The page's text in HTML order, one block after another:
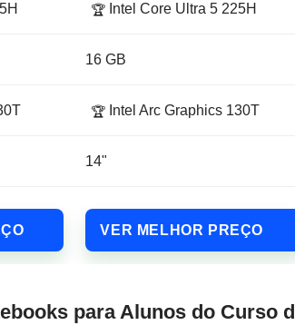
🏆 Intel Core Ultra 5 225H
16 GB
🏆 Intel Arc Graphics 130T
14"
VER MELHOR PREÇO
para Alunos do Curso